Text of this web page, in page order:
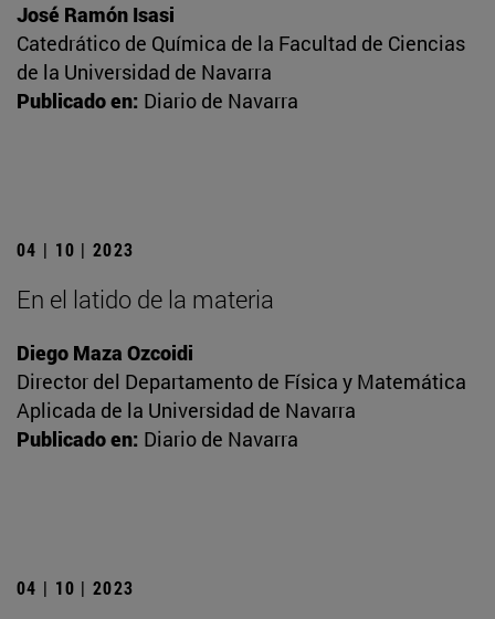
José Ramón Isasi
Catedrático de Química de la Facultad de Ciencias
de la Universidad de Navarra
Publicado en: Diario de Navarra
04 | 10 | 2023
En el latido de la materia
Diego Maza Ozcoidi
Director del Departamento de Física y Matemática
Aplicada de la Universidad de Navarra
Publicado en: Diario de Navarra
04 | 10 | 2023